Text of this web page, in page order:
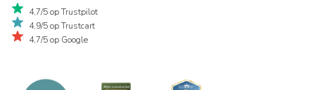
4,7/5 op Trustpilot
4,9/5 op Trustcart
4,7/5 op Google